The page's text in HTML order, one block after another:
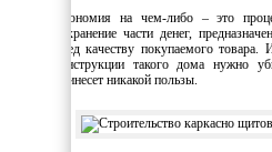
Экономия на чем-либо – это
сохранение части денег,
вред качеству покупаемого товара.
конструкции такого дома нужно
принесет никакой пользы.